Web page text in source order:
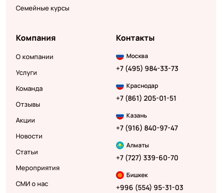
Семейные курсы
Компания
О компании
Услуги
Команда
Отзывы
Акции
Новости
Статьи
Мероприятия
СМИ о нас
Контакты
Москва
+7 (495) 984-33-73
Краснодар
+7 (861) 205-01-51
Казань
+7 (916) 840-97-47
Алматы
+7 (727) 339-60-70
Бишкек
+996 (554) 95-31-03